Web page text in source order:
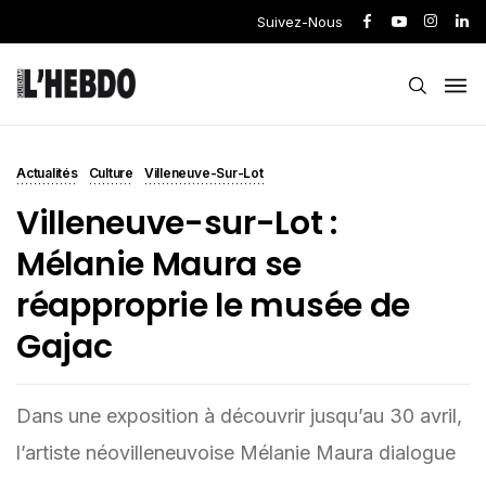
Suivez-Nous
Actualités Culture Villeneuve-Sur-Lot
Villeneuve-sur-Lot :
Mélanie Maura se
réapproprie le musée de
Gajac
Dans une exposition à découvrir jusqu’au 30 avril,
l’artiste néovilleneuvoise Mélanie Maura dialogue